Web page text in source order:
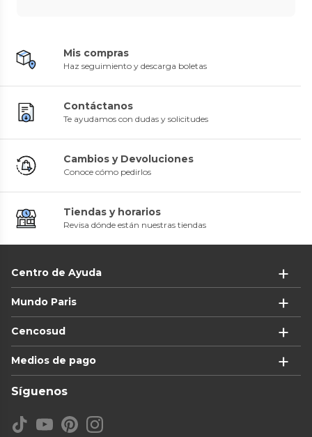
Mis compras
Haz seguimiento y descarga boletas
Contáctanos
Te ayudamos con dudas y solicitudes
Cambios y Devoluciones
Conoce cómo pedirlos
Tiendas y horarios
Revisa dónde están nuestras tiendas
Centro de Ayuda
Mundo Paris
Cencosud
Medios de pago
Síguenos